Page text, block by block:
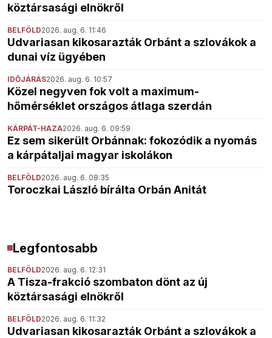
köztársasági elnökről
BELFÖLD2026. aug. 6. 11:46
Udvariasan kikosarazták Orbánt a szlovákok a
dunai víz ügyében
IDŐJÁRÁS2026. aug. 6. 10:57
Közel negyven fok volt a maximum-
hőmérséklet országos átlaga szerdán
KÁRPÁT-HAZA2026. aug. 6. 09:59
Ez sem sikerült Orbánnak: fokozódik a nyomás
a kárpátaljai magyar iskolákon
BELFÖLD2026. aug. 6. 08:35
Toroczkai László bírálta Orbán Anitát
Legfontosabb
BELFÖLD2026. aug. 6. 12:31
A Tisza-frakció szombaton dönt az új
köztársasági elnökről
BELFÖLD2026. aug. 6. 11:32
Udvariasan kikosarazták Orbánt a szlovákok a